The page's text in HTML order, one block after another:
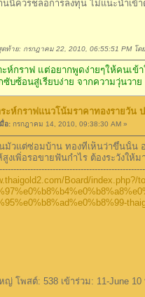
นนี้ควรชลอการลงทุน ไม่แนะนำเข้
ดท้าย: กรกฎาคม 22, 2010, 06:55:51 PM โด
ะห์กราฟ แต่อยากพูดง่ายๆให้คนเ
บซ้อนสู่เรียบง่าย จากความวุ่นวา
ระห์กราฟแนวโน้มราคาทองรายวัน
อ: กรกฎาคม 14, 2010, 09:38:30 AM »
มัวแต่ซ่อมบ้าน ทองที่เห็นว่าขึ้นนั้น อ
สูงเพิ่อรอขายฟันกำไร ต้องระวังให้
Board/index.php?/
ญ่ โพสต์: 538 เข้าร่วม: 11-June